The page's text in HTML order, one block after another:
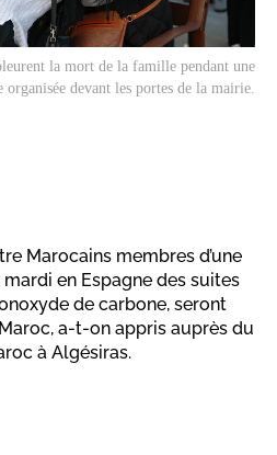
la mort de la famille pendant une
organisée devant les portes de la mairie.
Marocains membres d’une
en Espagne des suites
de carbone, seront
a-t-on appris auprès du
à Algésiras.